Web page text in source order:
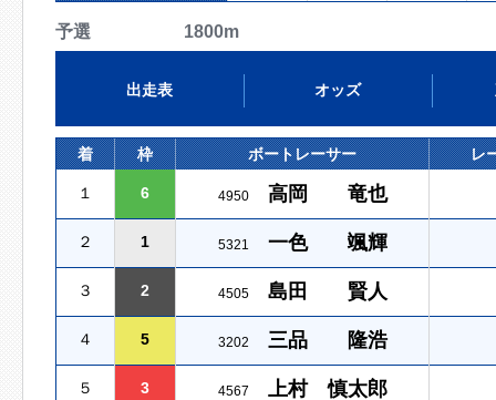
予選 1800m
出走表 オッズ
着 枠 ボートレーサー レ
１ 6 4950 高岡 竜也
２ 1 5321 一色 颯輝
３ 2 4505 島田 賢人
４ 5 3202 三品 隆浩
５ 3 4567 上村 慎太郎